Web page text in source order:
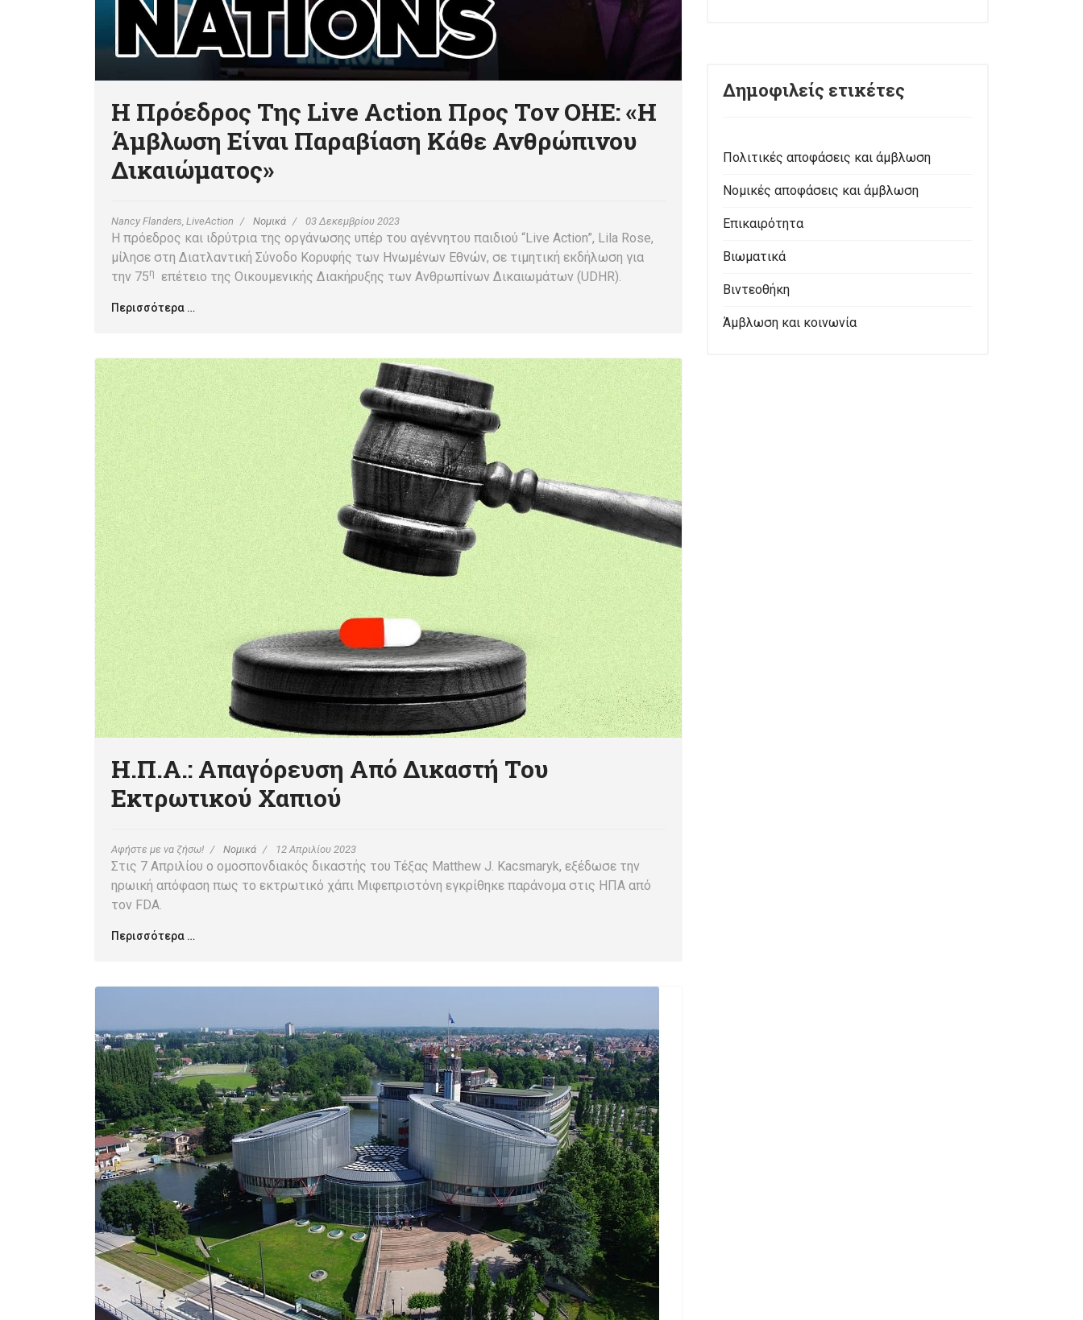
Η Πρόεδρος Της Live Action Προς Τον ΟΗΕ: «Η
Άμβλωση Είναι Παραβίαση Κάθε Ανθρώπινου
Δικαιώματος»
Nancy Flanders, LiveAction Νομικά 03 Δεκεμβρίου 2023
Η πρόεδρος και ιδρύτρια της οργάνωσης υπέρ του αγέννητου παιδιού “Live Action”, Lila Rose,
μίλησε στη Διατλαντική Σύνοδο Κορυφής των Ηνωμένων Εθνών, σε τιμητική εκδήλωση για
την 75η επέτειο της Οικουμενικής Διακήρυξης των Ανθρωπίνων Δικαιωμάτων (UDHR).
Περισσότερα …
Η.Π.Α.: Απαγόρευση Από Δικαστή Του
Εκτρωτικού Χαπιού
Αφήστε με να ζήσω! Νομικά 12 Απριλίου 2023
Στις 7 Απριλίου ο ομοσπονδιακός δικαστής του Τέξας Matthew J. Kacsmaryk, εξέδωσε την
ηρωική απόφαση πως το εκτρωτικό χάπι Μιφεπριστόνη εγκρίθηκε παράνομα στις ΗΠΑ από
τον FDA.
Περισσότερα …
Δημοφιλείς ετικέτες
Πολιτικές αποφάσεις και άμβλωση
Νομικές αποφάσεις και άμβλωση
Επικαιρότητα
Βιωματικά
Βιντεοθήκη
Άμβλωση και κοινωνία